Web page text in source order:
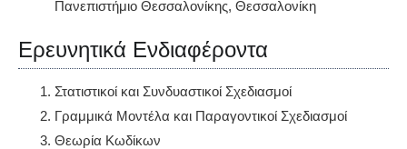
Πανεπιστήμιο Θεσσαλονίκης, Θεσσαλονίκη
Ερευνητικά Ενδιαφέροντα
Στατιστικοί και Συνδυαστικοί Σχεδιασμοί
Γραμμικά Μοντέλα και Παραγοντικοί Σχεδιασμοί
Θεωρία Κωδίκων